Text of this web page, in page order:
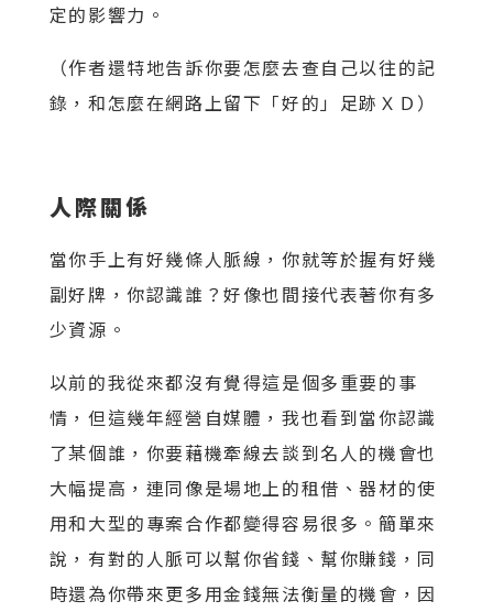
定的影響力。
（作者還特地告訴你要怎麼去查自己以往的記
錄，和怎麼在網路上留下「好的」足跡ＸＤ）
人際關係
當你手上有好幾條人脈線，你就等於握有好幾
副好牌，你認識誰？好像也間接代表著你有多
少資源。
以前的我從來都沒有覺得這是個多重要的事
情，但這幾年經營自媒體，我也看到當你認識
了某個誰，你要藉機牽線去談到名人的機會也
大幅提高，連同像是場地上的租借、器材的使
用和大型的專案合作都變得容易很多。簡單來
說，有對的人脈可以幫你省錢、幫你賺錢，同
時還為你帶來更多用金錢無法衡量的機會，因